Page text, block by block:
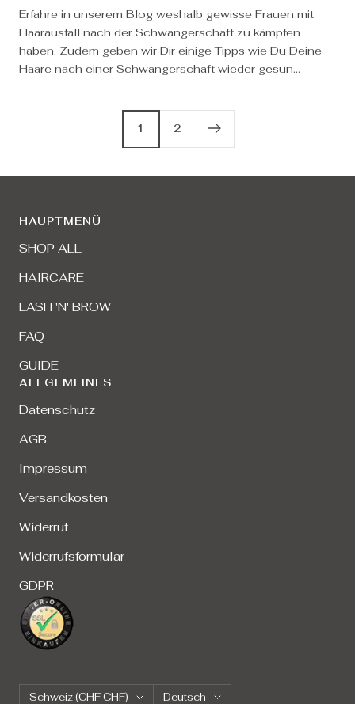
Erfahre in unserem Blog weshalb gewisse Frauen mit
Haarausfall nach der Schwangerschaft zu kämpfen
haben. Zudem geben wir Dir einige Tipps wie Du Deine
Haare nach einer Schwangerschaft wieder gesun...
1 2
HAUPTMENÜ
SHOP ALL
HAIRCARE
LASH 'N' BROW
FAQ
GUIDE
ALLGEMEINES
Datenschutz
AGB
Impressum
Versandkosten
Widerruf
Widerrufsformular
GDPR
Land/Region
Schweiz (CHF CHF) Sprache
Deutsch